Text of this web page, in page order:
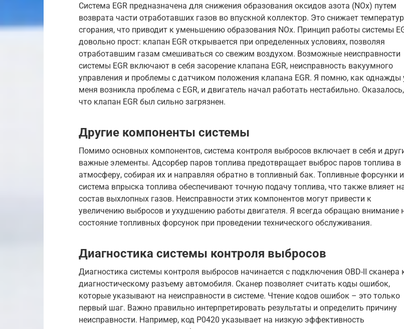
Система EGR предназначена для снижения образования оксидов азота (NOx) путем
возврата части отработавших газов во впускной коллектор. Это снижает
сгорания, что приводит к уменьшению образования NOx. Принцип работы системы
довольно прост: клапан EGR открывается при определенных условиях, позволяя
отработавшим газам смешиваться со свежим воздухом. Возможные неисправности
системы EGR включают в себя засорение клапана EGR, неисправность вакуумного
управления и проблемы с датчиком положения клапана EGR. Я помню, как однажды
меня возникла проблема с EGR, и двигатель начал работать нестабильно. Оказалось,
что клапан EGR был сильно загрязнен.
Другие компоненты системы
Помимо основных компонентов, система контроля выбросов включает в себя и
важные элементы. Адсорбер паров топлива предотвращает выброс паров топлива в
атмосферу, собирая их и направляя обратно в топливный бак. Топливные форсунки и
система впрыска топлива обеспечивают точную подачу топлива, что также влияет
состав выхлопных газов. Неисправности этих компонентов могут привести к
увеличению выбросов и ухудшению работы двигателя. Я всегда обращаю внимание
состояние топливных форсунок при проведении технического обслуживания.
Диагностика системы контроля выбросов
Диагностика системы контроля выбросов начинается с подключения OBD-II сканера
диагностическому разъему автомобиля. Сканер позволяет считать коды ошибок,
которые указывают на неисправности в системе. Чтение кодов ошибок – это только
первый шаг. Важно правильно интерпретировать результаты и определить причину
неисправности. Например, код P0420 указывает на низкую эффективность